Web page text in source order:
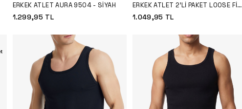
ERKEK ATLET AURA 9504 - SIYAH
1.299,95TL
ERKEK ATLET 2'LI PAKET LOOSE FIT
9227 - SIYAH
1.049,95 TL